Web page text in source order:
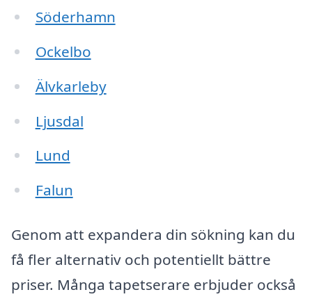
Söderhamn
Ockelbo
Älvkarleby
Ljusdal
Lund
Falun
Genom att expandera din sökning kan du
få fler alternativ och potentiellt bättre
priser. Många tapetserare erbjuder också